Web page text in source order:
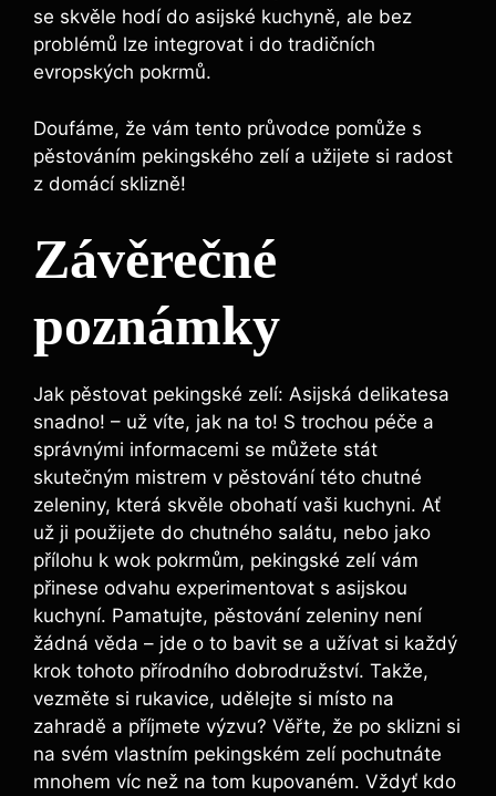
se skvěle hodí do asijské kuchyně, ale bez
problémů lze integrovat i do tradičních
evropských pokrmů.
Doufáme, že vám tento průvodce pomůže s
pěstováním pekingského zelí a užijete si radost
z domácí sklizně!
Závěrečné
poznámky
Jak pěstovat pekingské zelí: Asijská delikatesa
snadno! – už víte, jak na to! S trochou péče a
správnými informacemi se můžete stát
skutečným mistrem v pěstování této chutné
zeleniny, která skvěle obohatí vaši kuchyni. Ať
už ji použijete do chutného salátu, nebo jako
přílohu k wok pokrmům, pekingské zelí vám
přinese odvahu experimentovat s asijskou
kuchyní. Pamatujte, pěstování zeleniny není
žádná věda – jde o to bavit se a užívat si každý
krok tohoto přírodního dobrodružství. Takže,
vezměte si rukavice, udělejte si místo na
zahradě a příjmete výzvu? Věřte, že po sklizni si
na svém vlastním pekingském zelí pochutnáte
mnohem víc než na tom kupovaném. Vždyť kdo